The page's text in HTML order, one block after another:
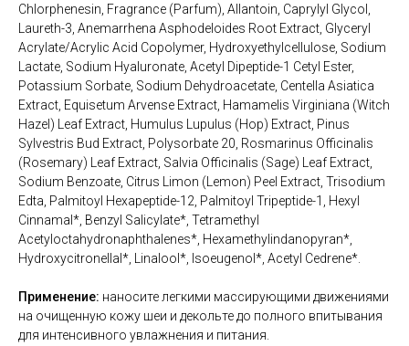
Chlorphenesin, Fragrance (Parfum), Allantoin, Caprylyl Glycol,
Laureth-3, Anemarrhena Asphodeloides Root Extract, Glyceryl
Acrylate/Acrylic Acid Copolymer, Hydroxyethylcellulose, Sodium
Lactate, Sodium Hyaluronate, Acetyl Dipeptide-1 Cetyl Ester,
Potassium Sorbate, Sodium Dehydroacetate, Centella Asiatica
Extract, Equisetum Arvense Extract, Hamamelis Virginiana (Witch
Hazel) Leaf Extract, Humulus Lupulus (Hop) Extract, Pinus
Sylvestris Bud Extract, Polysorbate 20, Rosmarinus Officinalis
(Rosemary) Leaf Extract, Salvia Officinalis (Sage) Leaf Extract,
Sodium Benzoate, Citrus Limon (Lemon) Peel Extract, Trisodium
Edta, Palmitoyl Hexapeptide-12, Palmitoyl Tripeptide-1, Hexyl
Cinnamal*, Benzyl Salicylate*, Tetramethyl
Acetyloctahydronaphthalenes*, Hexamethylindanopyran*,
Hydroxycitronellal*, Linalool*, Isoeugenol*, Acetyl Cedrene*.
Применение: наносите легкими массирующими движениями
на очищенную кожу шеи и декольте до полного впитывания
для интенсивного увлажнения и питания.